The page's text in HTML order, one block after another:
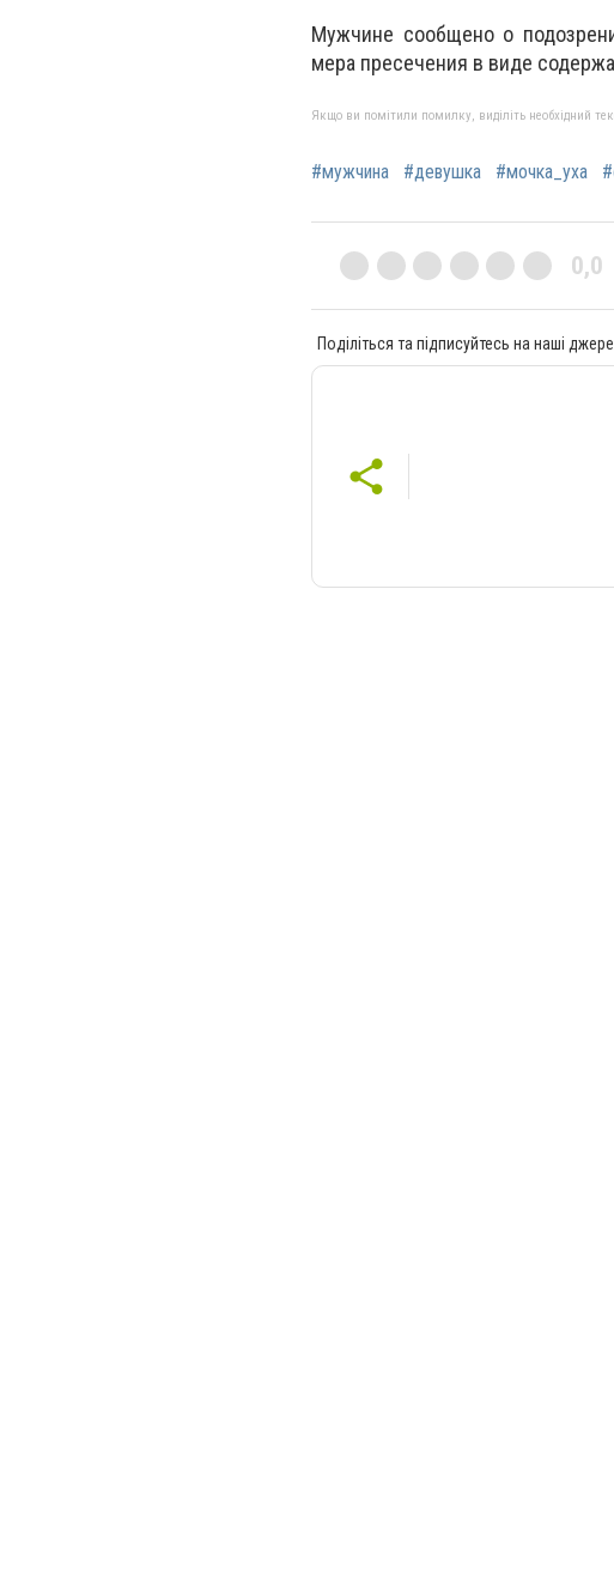
Мужчине сообщено о
мера пресечения в виде
Якщо ви помітили помилку, виділіть необхідний
#мужчина #девушка #мочка_уха
0,0
Поділіться та підписуйтесь на наші